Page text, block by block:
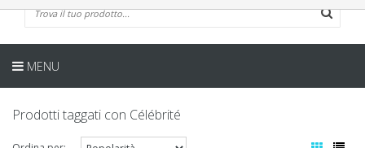
MENU
Prodotti taggati con Célébrité